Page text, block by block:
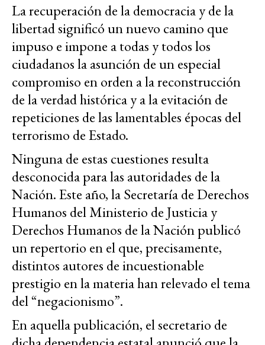
La recuperación de la democracia y de la
libertad significó un nuevo camino que
impuso e impone a todas y todos los
ciudadanos la asunción de un especial
compromiso en orden a la reconstrucción
de la verdad histórica y a la evitación de
repeticiones de las lamentables épocas del
terrorismo de Estado.
Ninguna de estas cuestiones resulta
desconocida para las autoridades de la
Nación. Este año, la Secretaría de Derechos
Humanos del Ministerio de Justicia y
Derechos Humanos de la Nación publicó
un repertorio en el que, precisamente,
distintos autores de incuestionable
prestigio en la materia han relevado el tema
del “negacionismo”.
En aquella publicación, el secretario de